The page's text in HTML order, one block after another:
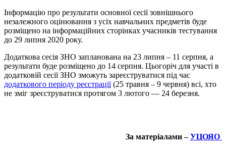
Інформацію про результати основної сесії зовнішнього
незалежного оцінювання з усіх навчальних предметів буде
розміщено на інформаційних сторінках учасників тестування
до 29 липня 2020 року.
Додаткова сесія ЗНО запланована на 23 липня – 11 серпня, а
результати буде розміщено до 14 серпня. Цьогоріч для участі в
додатковій сесії ЗНО зможуть зареєструватися під час
додаткового періоду реєстрації(25 травня – 9 червня) всі, хто
не зміг зреєструватися протягом 3 лютого — 24 березня.
За матеріалами –УЦОЯО